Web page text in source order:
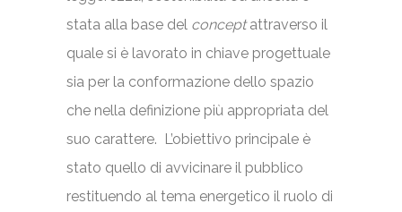
stata alla base del conceptattraverso il
quale si è lavorato in chiave progettuale
sia per la conformazione dello spazio
che nella definizione più appropriata del
suo carattere. L’obiettivo principale è
stato quello di avvicinare il pubblico
restituendo al tema energetico il ruolo di